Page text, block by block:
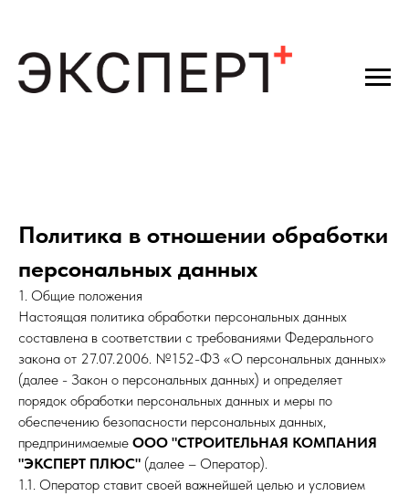
Политика в отношении обработки
персональных данных
1. Общие положения
Настоящая политика обработки персональных данных
составлена в соответствии с требованиями Федерального
закона от 27.07.2006. №152-ФЗ «О персональных данных»
(далее - Закон о персональных данных) и определяет
порядок обработки персональных данных и меры по
обеспечению безопасности персональных данных,
предпринимаемые ООО "СТРОИТЕЛЬНАЯ КОМПАНИЯ
"ЭКСПЕРТ ПЛЮС" (далее – Оператор).
1.1. Оператор ставит своей важнейшей целью и условием